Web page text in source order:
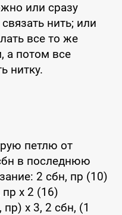
или сразу
нить; или
все то же
а потом все
нитку.
петлю от
в последнюю
2 сбн, пр (10)
пр x 2 (16)
x 3, 2 сбн, (1